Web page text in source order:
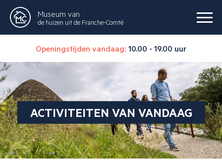
Museum van
de huizen uit de Franche-Comté
Openingstijden vandaag: 10.00 - 19.00 uur
ACTIVITEITEN VAN VANDAAG